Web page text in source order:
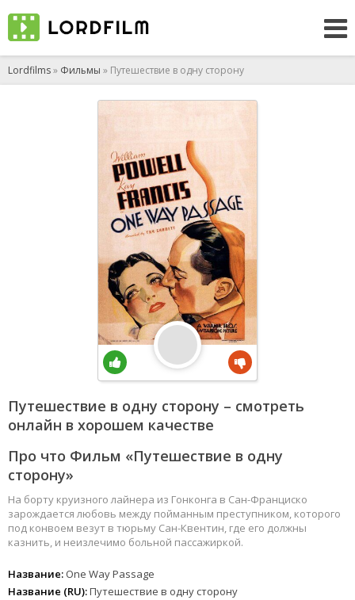
Lordfilms» Фильмы » Путешествие в одну сторону
Путешествие в одну сторону – смотреть
онлайн в хорошем качестве
Про что Фильм «Путешествие в одну
сторону»
На борту круизного лайнера из Гонконга в Сан-Франциско
зарождается любовь между пойманным преступником, которого
под конвоем везут в тюрьму Сан-Квентин, где его должны
казнить, и неизлечимо больной пассажиркой.
Название: One Way Passage
Название (RU):Путешествие в одну сторону